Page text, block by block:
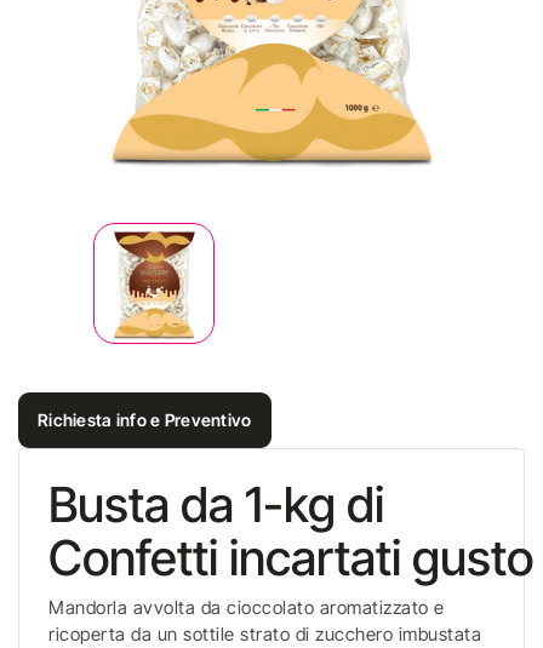
Richiesta info e Preventivo
Busta da 1-kg di
Confetti incartati
Mandorla avvolta da cioccolato aromatizzato e
ricoperta da un sottile strato di zucchero imbustata